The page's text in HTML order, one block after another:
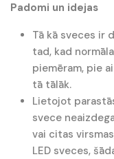
Padomi un idejas
Tā kā sveces ir
tad, kad
piemēram, pie
tā tālāk.
Lietojot
svece
vai citas
LED sveces,